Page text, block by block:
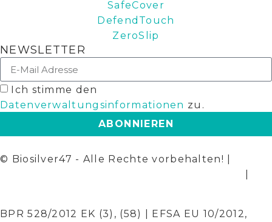
SafeCover
DefendTouch
ZeroSlip
NEWSLETTER
Ich stimme den
Datenverwaltungsinformationen zu.
ABONNIEREN
© Biosilver47 - Alle Rechte vorbehalten! |
BPR 528/2012 EK (3), (58) | EFSA EU 10/2012,